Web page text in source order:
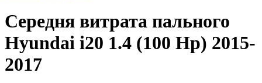
Середня витрата пального
Hyundai i20 1.4 (100 Hp) 2015-
2017